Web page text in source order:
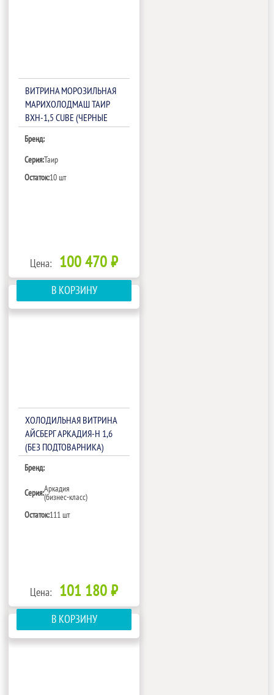
ВИТРИНА МОРОЗИЛЬНАЯ
МАРИХОЛОДМАШ ТАИР
ВХН-1,5 CUBE (ЧЕРНЫЕ
Бренд:
Серия:Таир
Остаток:10 шт
Цена: 100 470 ₽
В КОРЗИНУ
ХОЛОДИЛЬНАЯ ВИТРИНА
АЙСБЕРГ АРКАДИЯ-Н 1,6
(БЕЗ ПОДТОВАРНИКА)
Бренд:
Серия:Аркадия
(бизнес-класс)
Остаток:111 шт
Цена: 101 180 ₽
В КОРЗИНУ